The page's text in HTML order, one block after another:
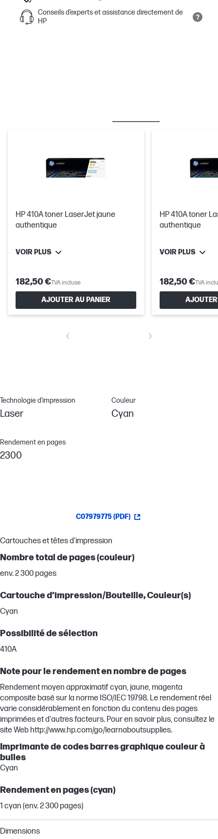
Conseils d’experts et assistance directement de
HP
HP 410A toner LaserJet jaune
authentique
VOIR PLUS
182,50 €TVA incluse
AJOUTER AU PANIER
HP 410A toner
authentique
VOIR PLUS
182,50 €TVA
Technologie d’impression
Laser
Couleur
Cyan
Rendement en pages
2300
C07979775 (PDF)
Cartouches et têtes d'impression
Nombre total de pages (couleur)
env. 2 300 pages
Cartouche d’impression/Bouteille, Couleur(s)
Cyan
Possibilité de sélection
410A
Note pour le rendement en nombre de pages
Rendement moyen approximatif cyan, jaune, magenta
composite basé sur la norme ISO/IEC 19798. Le rendement réel
varie considérablement en fonction du contenu des pages
imprimées et d'autres facteurs. Pour en savoir plus, consultez le
site Web http://www.hp.com/go/learnaboutsupplies.
Imprimante de codes barres graphique couleur à
bulles
Cyan
Rendement en pages (cyan)
1 cyan (env. 2 300 pages)
Dimensions